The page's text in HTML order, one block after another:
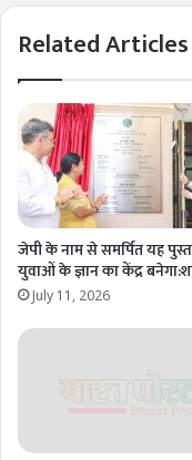
Related Articles
जेपी के नाम से समर्पित यह
युवाओं के ज्ञान का केंद्र
July 11, 2026